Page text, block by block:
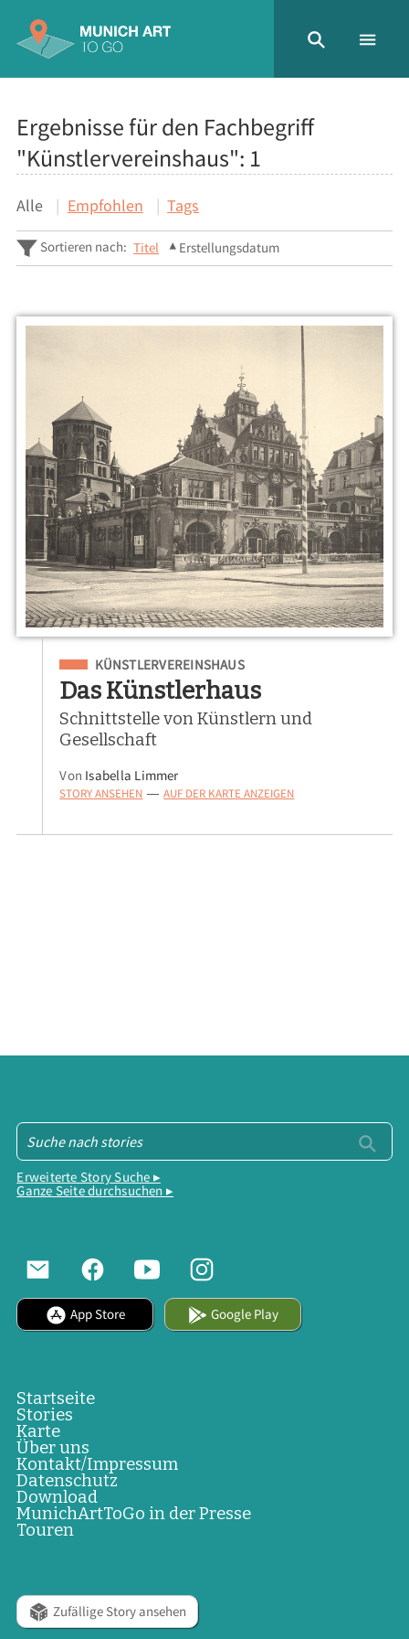
Ergebnisse für den Fachbegriff
"Künstlervereinshaus": 1
Alle Empfohlen Tags
Sortieren nach: Titel Erstellungsdatum
Eingeordnet unter
KÜNSTLERVEREINSHAUS
Das Künstlerhaus
Schnittstelle von Künstlern und
Gesellschaft
Von Isabella Limmer
STORY ANSEHEN — AUF DER KARTE ANZEIGEN
Erweiterte Story Suche ▸
Ganze Seite durchsuchen ▸
App Store Google Play
Startseite
Stories
Karte
Über uns
Kontakt/Impressum
Datenschutz
Download
MunichArtToGo in der Presse
Touren
Zufällige Story ansehen